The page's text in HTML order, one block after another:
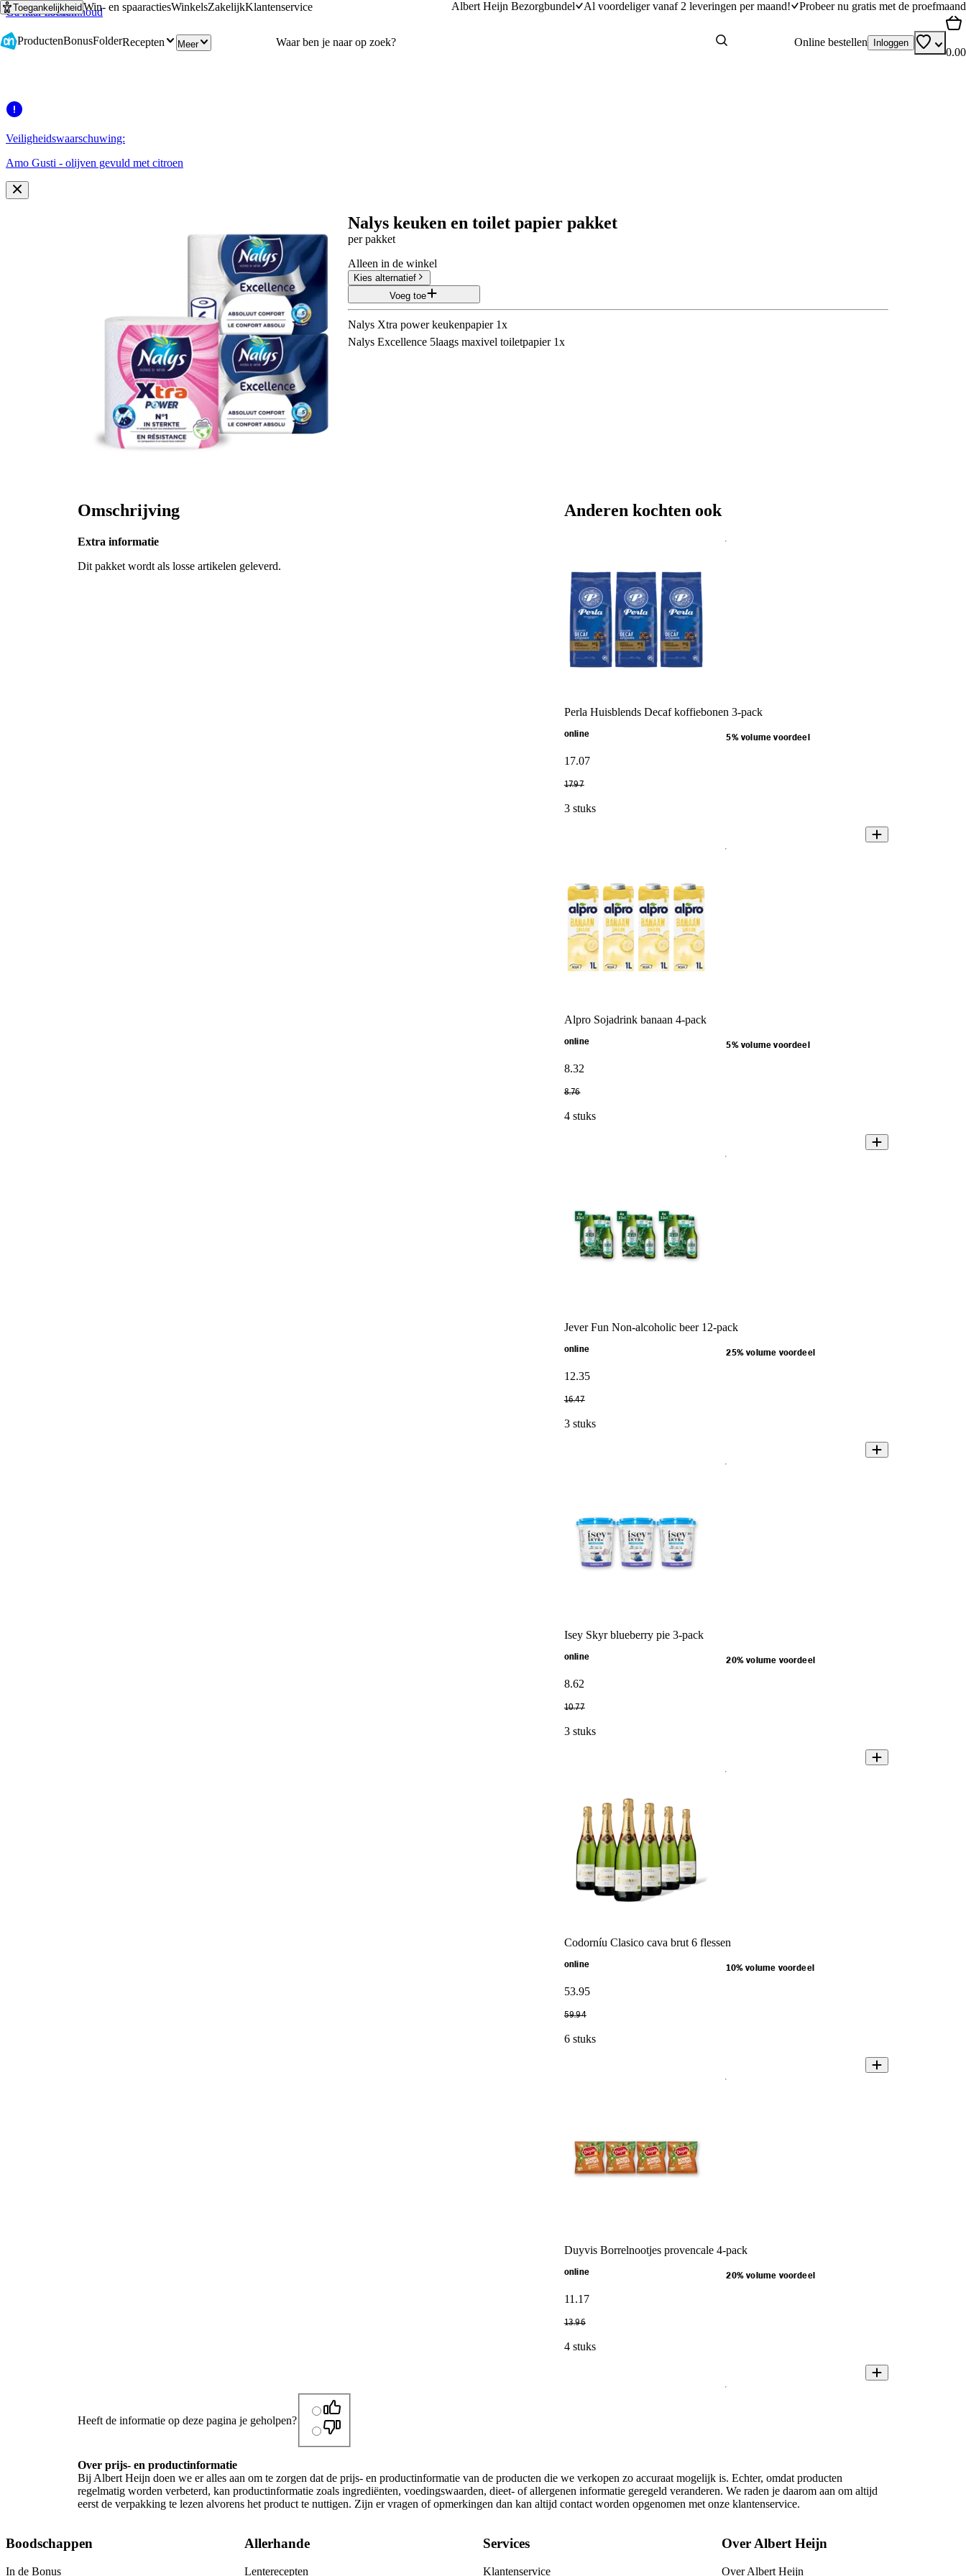
Ga naar hoofdinhoud
Ga naar zoeken
ToegankelijkheidWin- en spaaractiesWinkelsZakelijkKlantenservice Albert Heijn Bezorgbundel Al voordeliger vanaf 2 leveringen per maand! Probeer nu gratis met de proefmaand
ProductenBonusFolderRecepten Meer Online bestellen Inloggen
0.00
Veiligheidswaarschuwing:
Amo Gusti - olijven gevuld met citroen
Nalys keuken en toilet papier pakket
per pakket
Alleen in de winkel
Kies alternatief
Voeg toe
Nalys Xtra power keukenpapier 1x
Nalys Excellence 5laags maxivel toiletpapier 1x
Omschrijving
Extra informatie
Dit pakket wordt als losse artikelen geleverd.
Anderen kochten ook
Perla Huisblends Decaf koffiebonen 3-pack
online 5% volume voordeel
17.07
17.97
3 stuks
Alpro Sojadrink banaan 4-pack
online 5% volume voordeel
8.32
8.76
4 stuks
Jever Fun Non-alcoholic beer 12-pack
online 25% volume voordeel
12.35
16.47
3 stuks
Isey Skyr blueberry pie 3-pack
online 20% volume voordeel
8.62
10.77
3 stuks
Codorníu Clasico cava brut 6 flessen
online 10% volume voordeel
53.95
59.94
6 stuks
Duyvis Borrelnootjes provencale 4-pack
online 20% volume voordeel
11 .17
13.96
4 stuks
Heeft de informatie op deze pagina je geholpen?
Over prijs- en productinformatie
Bij Albert Heijn doen we er alles aan om te zorgen dat de prijs- en productinformatie van de producten die we verkopen zo accuraat mogelijk is. Echter, omdat producten
regelmatig worden verbeterd, kan productinformatie zoals ingrediënten, voedingswaarden, dieet- of allergenen informatie geregeld veranderen. We raden je daarom aan om altijd
eerst de verpakking te lezen alvorens het product te nuttigen. Zijn er vragen of opmerkingen dan kan altijd contact worden opgenomen met onze klantenservice.
Boodschappen
In de Bonus
Allerhande
Lenterecepten
Services
Klantenservice
Over Albert Heijn
Over Albert Heijn